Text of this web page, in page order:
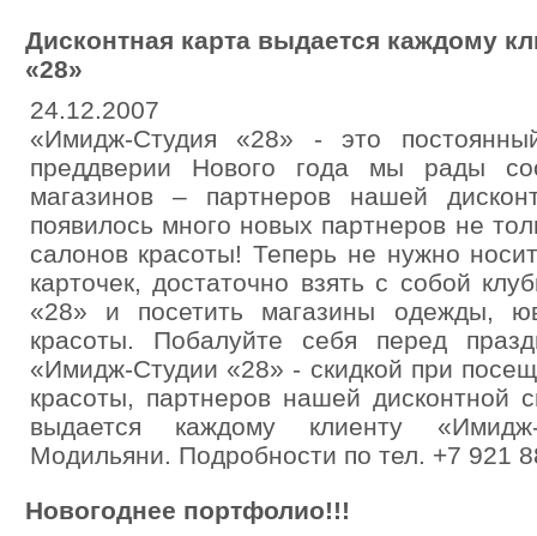
Дисконтная карта выдается каждому
«28»
24.12.2007
«Имидж-Студия «28» - это
преддверии Нового года мы рады
магазинов – партнеров нашей
появилось много новых партнеров не
салонов красоты! Теперь не нужно
карточек, достаточно взять с собой
«28» и посетить магазины одежды,
красоты. Побалуйте себя перед
«Имидж-Студии «28» - скидкой при
красоты, партнеров нашей дисконтной
выдается каждому клиенту
Модильяни. Подробности по тел. +7 921
Новогоднее портфолио!!!